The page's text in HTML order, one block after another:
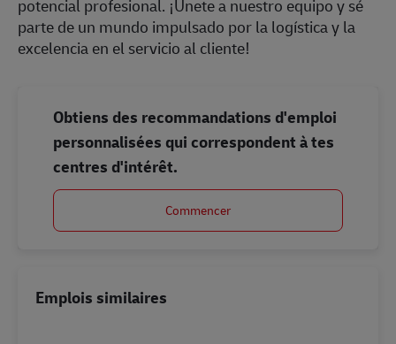
potencial profesional. ¡Únete a nuestro equipo y sé
parte de un mundo impulsado por la logística y la
excelencia en el servicio al cliente!
Obtiens des recommandations d'emploi
personnalisées qui correspondent à tes
centres d'intérêt.
Commencer
Emplois similaires